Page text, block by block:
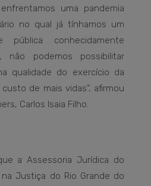
uma pandemia
no qual já tínhamos um
conhecidamente
não podemos possibilitar
qualidade do exercício da
de mais vidas”, afirmou
Carlos Isaia Filho.
a Assessoria Jurídica do
Justiça do Rio Grande do